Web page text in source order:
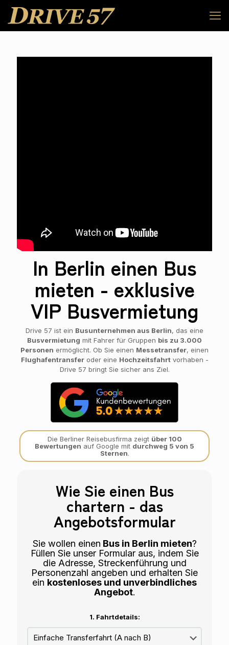
In Berlin einen Bus
mieten - exklusive
VIP Busvermietung
Drive 57 ist ein Busunternehmen aus Berlin, das eine
Busvermietung mit Fahrer für Gruppen bis zu 3.000
Personen ermöglicht. Ob Sie einen Messetransfer, einen
Flughafentransferoder eine Hochzeitsfahrtvorhaben -
Drive 57 bringt Sie sicher ans Ziel.
Die Berliner Reisebusfirma zeigt über 100
Bewertungen auf Google mit durchweg 5 von 5
Sternen.
Wie Sie einen Bus
chartern - das
Angebotsformular
Sie wollen einen Bus in Berlin mieten?
Füllen Sie unser Formular aus, indem Sie
die Adresse, Streckenführung und
Personenzahl angeben und erhalten Sie
ein kostenloses und unverbindliches
Angebot.
1. Fahrtdetails: